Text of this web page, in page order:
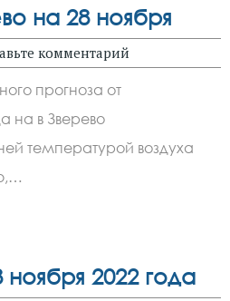
на 28 ноября
комментарий
прогноза от
на в Зверево
температурой воздуха
2022 года